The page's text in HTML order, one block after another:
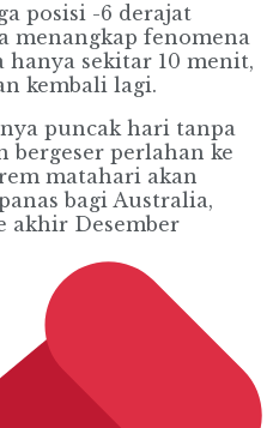
posisi -6 derajat
menangkap fenomena
hanya sekitar 10 menit,
kembali lagi.
puncak hari tanpa
bergeser perlahan ke
matahari akan
bagi Australia,
akhir Desember